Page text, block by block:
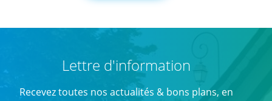
Lettre d'information
Recevez toutes nos actualités & bons plans, en